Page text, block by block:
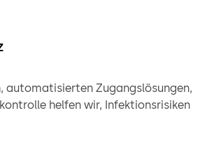
automatisierten Zugangslösungen,
helfen wir, Infektionsrisiken